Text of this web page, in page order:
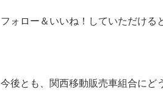
フォロー＆いいね！していただける
今後とも、関西移動販売車組合にど